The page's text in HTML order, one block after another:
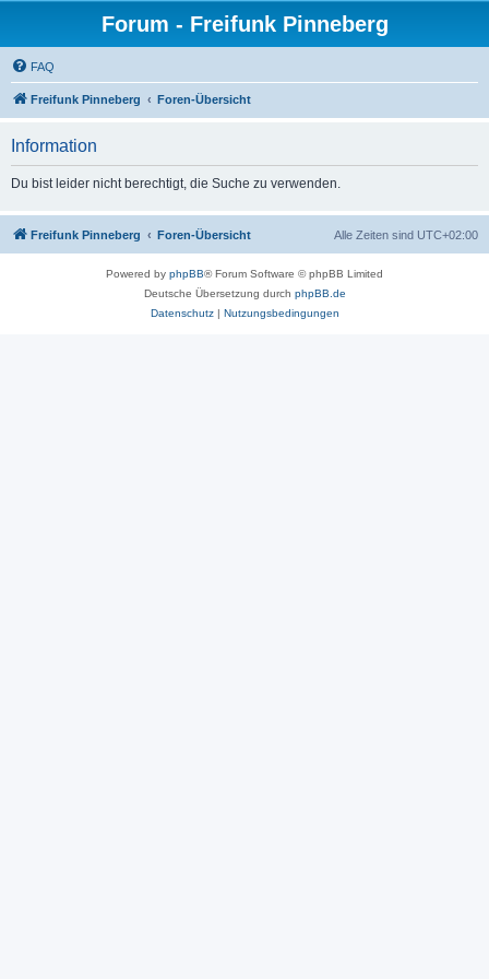
Forum - Freifunk Pinneberg
FAQ
Freifunk Pinneberg Foren-Übersicht
Information
Du bist leider nicht berechtigt, die Suche zu verwenden.
Freifunk Pinneberg Foren-Übersicht Alle Zeiten sind UTC+02:00
Powered by phpBB® Forum Software © phpBB Limited
Deutsche Übersetzung durch phpBB.de
Datenschutz| Nutzungsbedingungen